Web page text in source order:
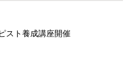
スト養成講座開催